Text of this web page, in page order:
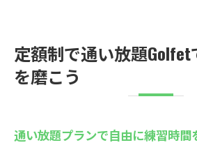
定額制で通い放題
を磨こう
通い放題プランで自由に練習時間